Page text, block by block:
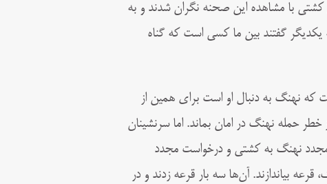
با مشاهده این صحنه نگران شدند و به
یکدیگر گفتند بین ما کسی است که گناه
که نهنگ به دنبال او است برای همین از
حمله نهنگ در امان بماند. اما سرنشینان
مجدد نهنگ به کشتی و درخواست مجدد
بیاندازند. آن‌ها سه بار قرعه زدند و در